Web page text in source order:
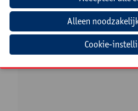
donderdag
2027
09:00u
Cookie-